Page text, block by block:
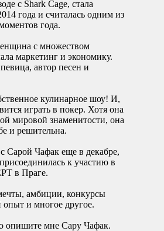
с Shark Cage, стала
года и считалась одним из
года.
с множеством
маркетинг и экономику.
автор песен и
кулинарное шоу! И,
играть в покер. Хотя она
мировой знаменитости, она
и решительна.
Сарой Чафак еще в декабре,
к участию в
в Праге.
амбиции, конкурсы
и многое другое.
опишите мне Сару Чафак.